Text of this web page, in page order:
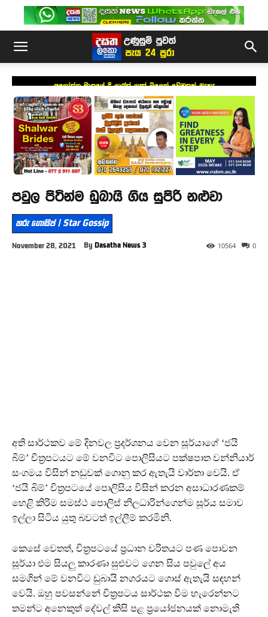
අගෝස්තු මාසයේ දී ලාෆ්ස් ගෑස් මිලෙත් වෙනසක් නැහැ
පවුල පිටින්ම ඩුබායි ගිය සුපිරි නළුවා
තරු ගොසිප් | Star Gossip
November 28, 2021 By Dasatha News 3 0
10564
අති සාර්ථකව මේ දිනවල ප්‍රදර්ශනය වෙන සූර්යාගේ ‘ජයි
බිම්’ චිත්‍රපටයට මේ වනවිට පොලිසියට පක්ෂපාත වන්නියාර්
සංගමය විසින් නඩුවක් ගොනු කර ඇතැයි වාර්තා වෙයි. ඒ
‘ජයි බිම්’ චිත්‍රපටයේ පොලිසිය විසින් කරන අසාධාරණකම්
හෙළි කිරිම සමස්ථ පොලිස් නිලධාරින්ගෙන්ම සූර්ය සමාව
ඉල්ලා සිටිය යුතු බවටත් ඉල්ලීම් කරමිනි.
කෙසේ වෙතත්, චිත්‍රපටයේ ප්‍රධාන චරිතයට පණ පොවන
සූර්යා එම සියලු කාරණා සුළුවට ගෙන සිය පවුලේ අය
සමගින් මේ වනවිට ඩුබායි නගරයට ගොස් ඇතැයි සඳහන්
වෙයි. ඔහු පවසන්නේ චිත්‍රපටය සාර්ථක විම හැරෙන්නට
තමන්ට අනෙකුත් දේවල් කිසි පළ ප්‍රයෝජනයක් නොමැති